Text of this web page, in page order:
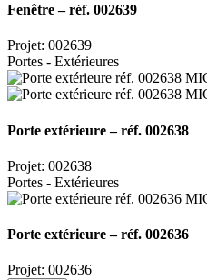
Fenêtre – réf. 002639
Projet: 002639
Portes - Extérieures
Porte extérieure – réf. 002638
Projet: 002638
Portes - Extérieures
Porte extérieure – réf. 002636
Projet: 002636